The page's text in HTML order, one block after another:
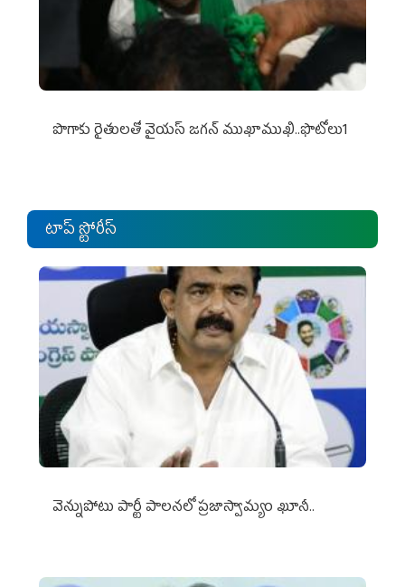
పొగాకు రైతుల‌తో వైయ‌స్ జ‌గ‌న్ ముఖాముఖి..ఫొటోలు1
టాప్ స్టోరీస్
వెన్నుపోటు పార్టీ పాలనలో ప్రజాస్వామ్యం ఖూనీ..